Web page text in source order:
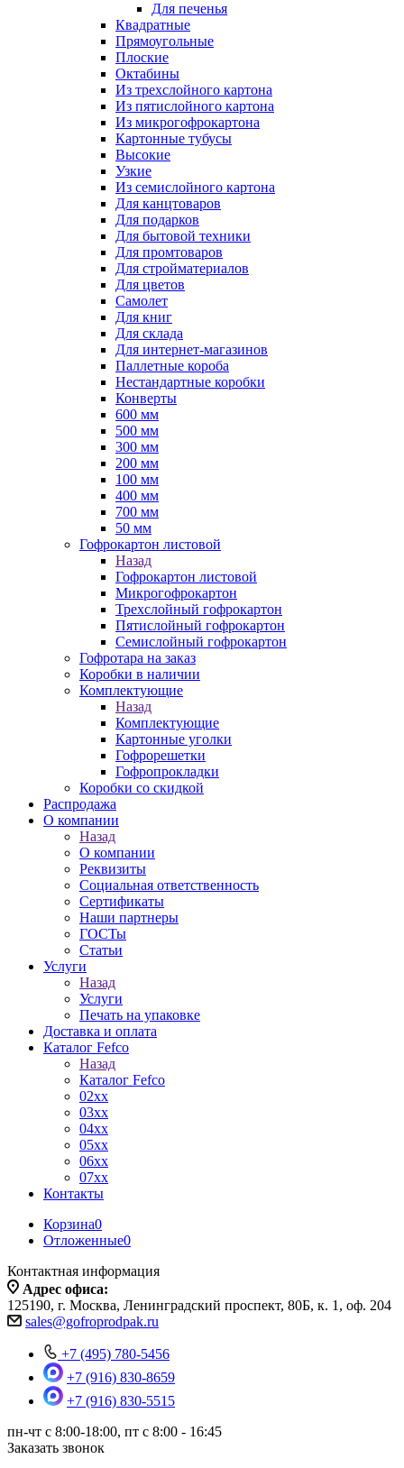
Для печенья
Квадратные
Прямоугольные
Плоские
Октабины
Из трехслойного картона
Из пятислойного картона
Из микрогофрокартона
Картонные тубусы
Высокие
Узкие
Из семислойного картона
Для канцтоваров
Для подарков
Для бытовой техники
Для промтоваров
Для стройматериалов
Для цветов
Самолет
Для книг
Для склада
Для интернет-магазинов
Паллетные короба
Нестандартные коробки
Конверты
600 мм
500 мм
300 мм
200 мм
100 мм
400 мм
700 мм
50 мм
Гофрокартон листовой
Назад
Гофрокартон листовой
Микрогофрокартон
Трехслойный гофрокартон
Пятислойный гофрокартон
Семислойный гофрокартон
Гофротара на заказ
Коробки в наличии
Комплектующие
Назад
Комплектующие
Картонные уголки
Гофрорешетки
Гофропрокладки
Коробки со скидкой
Распродажа
О компании
Назад
О компании
Реквизиты
Социальная ответственность
Сертификаты
Наши партнеры
ГОСТы
Статьи
Услуги
Назад
Услуги
Печать на упаковке
Доставка и оплата
Каталог Fefco
Назад
Каталог Fefco
02xx
03xx
04xx
05xx
06xx
07xx
Контакты
Корзина0
Отложенные0
Контактная информация
Адрес офиса:
125190, г. Москва, Ленинградский проспект, 80Б, к. 1, оф. 204
sales@gofroprodpak.ru
+7 (495) 780-5456
+7 (916) 830-8659
+7 (916) 830-5515
пн-чт c 8:00-18:00, пт с 8:00 - 16:45
Заказать звонок